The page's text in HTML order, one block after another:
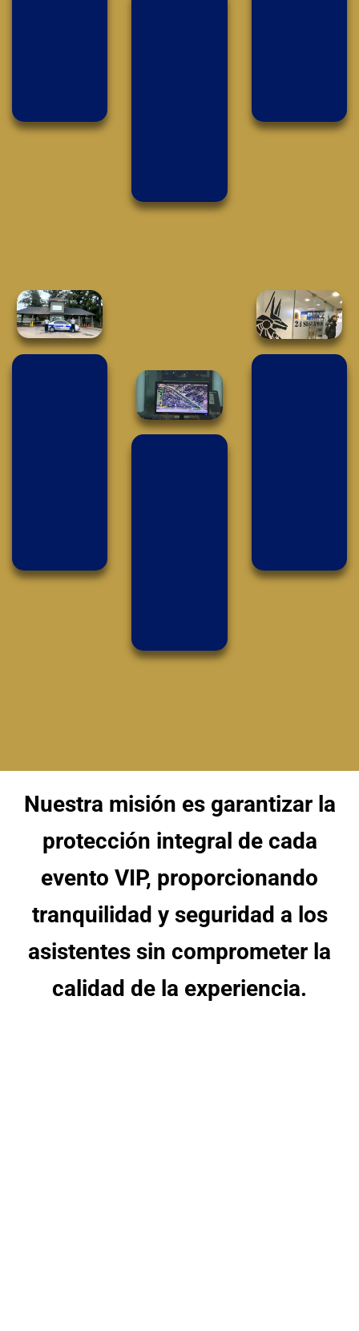
Nuestra misión es garantizar la
protección integral de cada
evento VIP, proporcionando
tranquilidad y seguridad a los
asistentes sin comprometer la
calidad de la experiencia.